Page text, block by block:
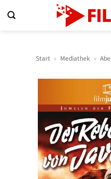
Inhalt
Start » Mediathek »